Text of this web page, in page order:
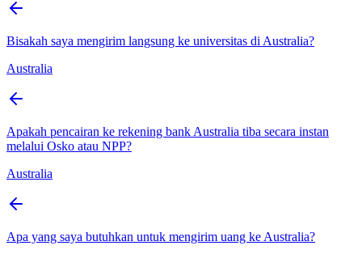
Bisakah saya mengirim langsung ke universitas di Australia?
Australia
Apakah pencairan ke rekening bank Australia tiba secara instan
melalui Osko atau NPP?
Australia
Apa yang saya butuhkan untuk mengirim uang ke Australia?